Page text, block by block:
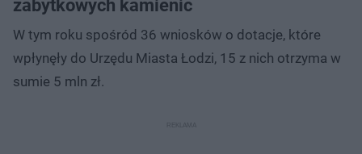
zabytkowych kamienic
W tym roku spośród 36 wniosków o dotacje, które
wpłynęły do Urzędu Miasta Łodzi, 15 z nich otrzyma w
sumie 5 mln zł.